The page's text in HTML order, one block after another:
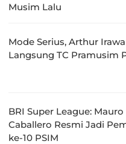
Musim Lalu
Mode Serius, Arthur
Langsung TC Pramusim
BRI Super League: Mauro
Caballero Resmi Jadi
ke-10 PSIM